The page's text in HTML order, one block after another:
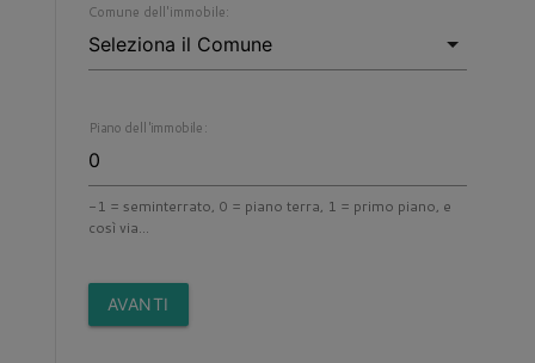
Comune dell'immobile:
Piano dell'immobile:
-1 = seminterrato, 0 = piano terra, 1 = primo piano, e
così via...
AVANTI